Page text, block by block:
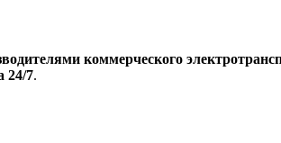
коммерческого
24/7.